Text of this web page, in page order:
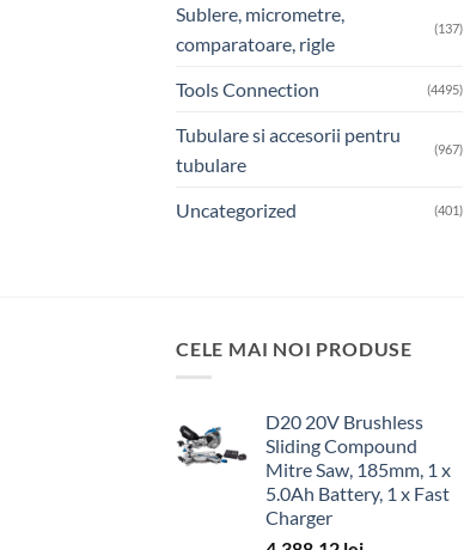
Sublere, micrometre,
comparatoare, rigle
(137)
Tools Connection (4495)
Tubulare si accesorii pentru
tubulare
(967)
Uncategorized (401)
CELE MAI NOI PRODUSE
D20 20V Brushless
Sliding Compound
Mitre Saw, 185mm, 1 x
5.0Ah Battery, 1 x Fast
Charger